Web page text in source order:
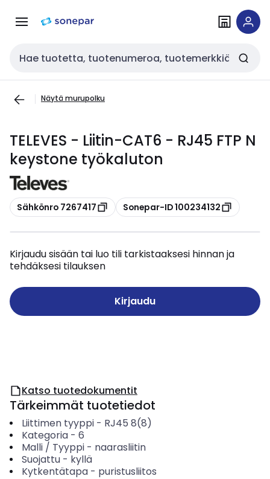
navigointiinsisältöön
Haku
Näytä murupolku
TELEVES - Liitin-CAT6 - RJ45 FTP N
keystone työkaluton
Kopioi
Sähkönro 7267417 Kopioi
Sonepar-ID 100234132
Kirjaudu sisään tai luo tili tarkistaaksesi hinnan ja
tehdäksesi tilauksen
Kirjaudu
Katso tuotedokumentit
Tärkeimmät tuotetiedot
Liittimen tyyppi- RJ45 8(8)
Kategoria- 6
Malli / Tyyppi- naarasliitin
Suojattu- kyllä
Kytkentätapa- puristusliitos